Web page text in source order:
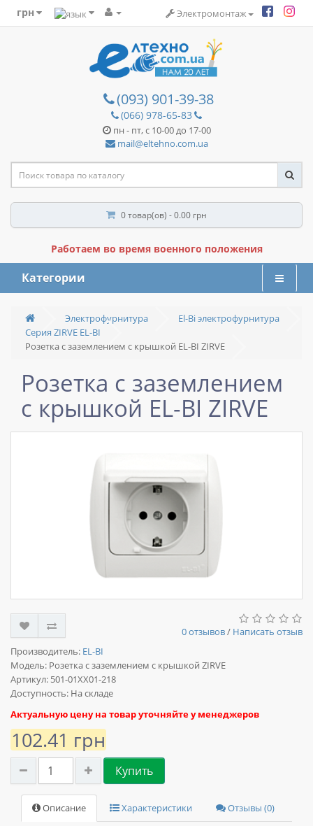
грн Электромонтаж
(093) 901-39-38
(066) 978-65-83
пн - пт, с 10-00 до 17-00
mail@eltehno.com.ua
0 товар(ов) - 0.00 грн
Работаем во время военного положения
Категории
Электрофурнитура
El-Bi электрофурнитура
Серия ZIRVE EL-BI
Розетка с заземлением с крышкой EL-BI ZIRVE
Розетка с заземлением
с крышкой EL-BI ZIRVE
0 отзывов/ Написать отзыв
Производитель: EL-BI
Модель: Розетка с заземлением с крышкой ZIRVE
Артикул: 501-01XX01-218
Доступность: На складе
Актуальную цену на товар уточняйте у менеджеров
102.41 грн
Купить
Описание Характеристики Отзывы (0)